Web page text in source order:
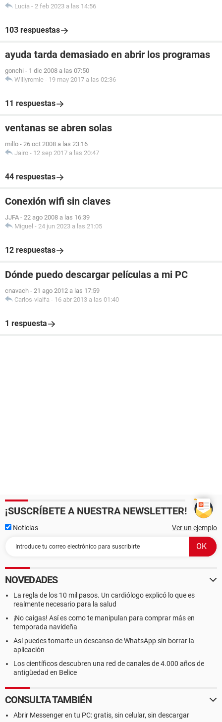
Lucia - 2 feb 2023 a las 14:56
103 respuestas
ayuda tarda demasiado en abrir los programas
gonchi - 1 dic 2008 a las 07:50
Willyromie - 19 may 2017 a las 02:36
11 respuestas
ventanas se abren solas
millo - 26 oct 2008 a las 23:16
Jairo - 12 sep 2017 a las 20:47
44 respuestas
Conexión wifi sin claves
JJFA - 22 ago 2008 a las 16:39
Miguel - 24 jun 2023 a las 21:05
12 respuestas
Dónde puedo descargar películas a mi PC
cnavach - 21 ago 2012 a las 17:59
Carlos-vialfa - 16 abr 2013 a las 01:40
1 respuesta
¡SUSCRÍBETE A NUESTRA NEWSLETTER!
Noticias Ver un ejemplo
NOVEDADES
La regla de los 10 mil pasos. Un cardiólogo explicó lo que es
realmente necesario para la salud
¡No caigas! Así es como te manipulan para comprar más en
temporada navideña
Así puedes tomarte un descanso de WhatsApp sin borrar la
aplicación
Los científicos descubren una red de canales de 4.000 años de
antigüedad en Belice
CONSULTA TAMBIÉN
Abrir Messenger en tu PC: gratis, sin celular, sin descargar